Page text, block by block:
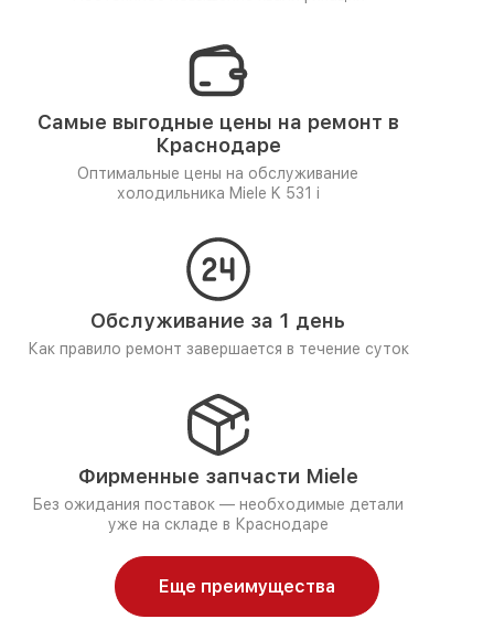
Самые выгодные цены на ремонт в
Краснодаре
Оптимальные цены на обслуживание
холодильника Miele K 531 i
Обслуживание за 1 день
Как правило ремонт завершается в течение суток
Фирменные запчасти Miele
Без ожидания поставок — необходимые детали
уже на складе в Краснодаре
Еще преимущества